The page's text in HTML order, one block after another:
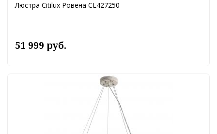
Люстра Citilux Ровена CL427250
51 999 руб.